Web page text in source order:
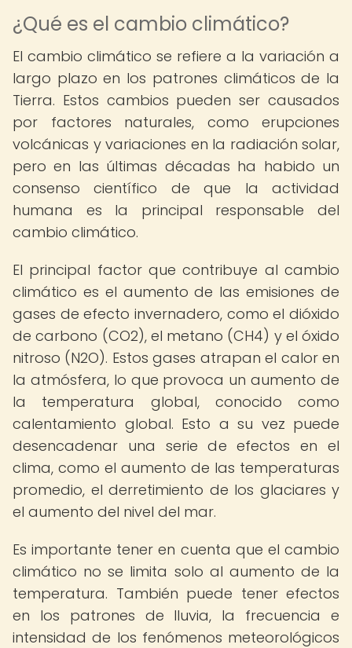
¿Qué es el cambio climático?
El cambio climático se refiere a la variación a
largo plazo en los patrones climáticos de la
Tierra. Estos cambios pueden ser causados
por factores naturales, como erupciones
volcánicas y variaciones en la radiación solar,
pero en las últimas décadas ha habido un
consenso científico de que la actividad
humana es la principal responsable del
cambio climático.
El principal factor que contribuye al cambio
climático es el aumento de las emisiones de
gases de efecto invernadero, como el dióxido
de carbono (CO2), el metano (CH4) y el óxido
nitroso (N2O). Estos gases atrapan el calor en
la atmósfera, lo que provoca un aumento de
la temperatura global, conocido como
calentamiento global. Esto a su vez puede
desencadenar una serie de efectos en el
clima, como el aumento de las temperaturas
promedio, el derretimiento de los glaciares y
el aumento del nivel del mar.
Es importante tener en cuenta que el cambio
climático no se limita solo al aumento de la
temperatura. También puede tener efectos
en los patrones de lluvia, la frecuencia e
intensidad de los fenómenos meteorológicos